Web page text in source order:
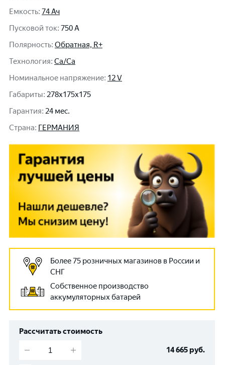
Емкость: 74 Ач
Пусковой ток: 750 A
Полярность: Обратная, R+
Технология: Ca/Ca
Номинальное напряжение: 12 V
Габариты: 278x175x175
Гарантия: 24 мес.
Cтрана: ГЕРМАНИЯ
Более 75 розничных магазинов в России и
СНГ
Собственное производство
аккумуляторных батарей
Рассчитать стоимость
14 665руб.